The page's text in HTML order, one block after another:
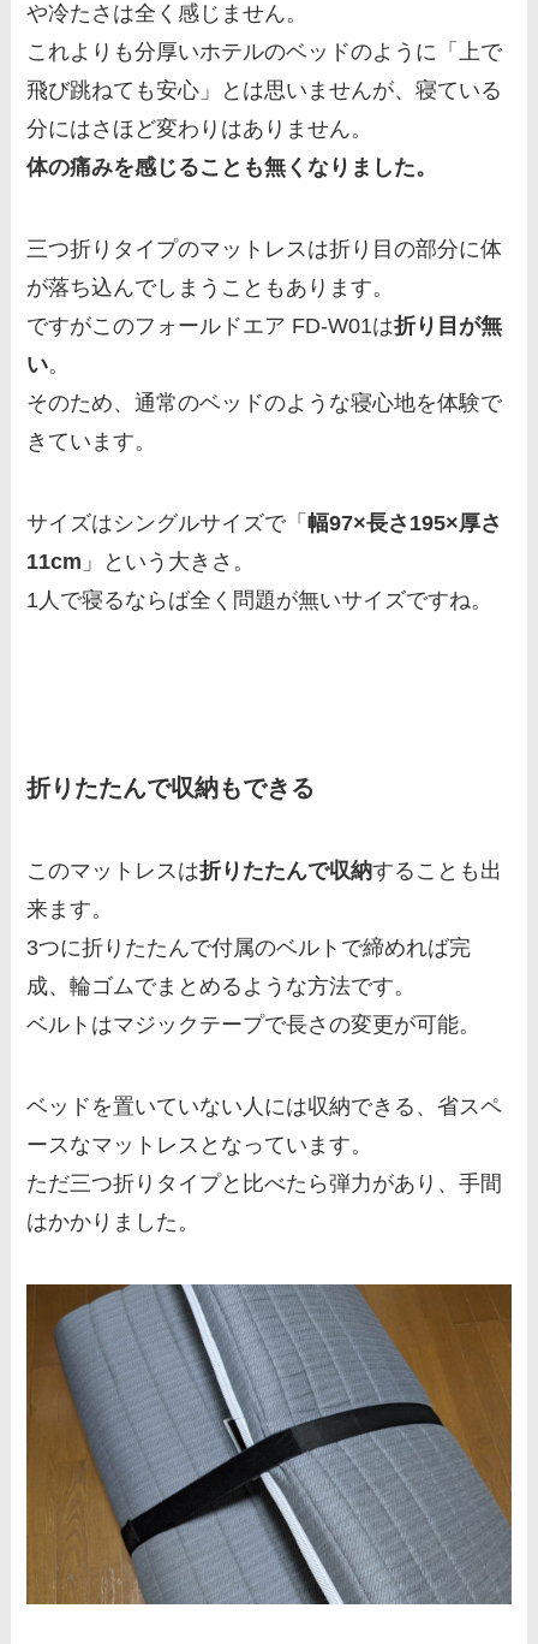
や冷たさは全く感じません。
これよりも分厚いホテルのベッドのように「上で
飛び跳ねても安心」とは思いませんが、寝ている
分にはさほど変わりはありません。
体の痛みを感じることも無くなりました。
三つ折りタイプのマットレスは折り目の部分に体
が落ち込んでしまうこともあります。
ですがこのフォールドエア FD-W01は折り目が無
い。
そのため、通常のベッドのような寝心地を体験で
きています。
サイズはシングルサイズで「幅97×長さ195×厚さ
11cm 」という大きさ。
1人で寝るならば全く問題が無いサイズですね。
折りたたんで収納もできる
このマットレスは折りたたんで収納することも出
来ます。
3つに折りたたんで付属のベルトで締めれば完
成、輪ゴムでまとめるような方法です。
ベルトはマジックテープで長さの変更が可能。
ベッドを置いていない人には収納できる、省スペ
ースなマットレスとなっています。
ただ三つ折りタイプと比べたら弾力があり、手間
はかかりました。